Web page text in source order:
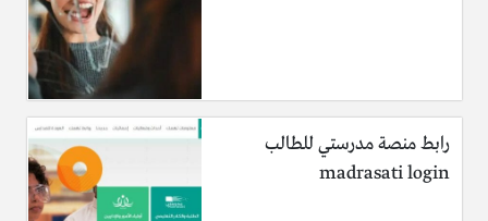
رابط منصة مدرستي للطالب
madrasati login